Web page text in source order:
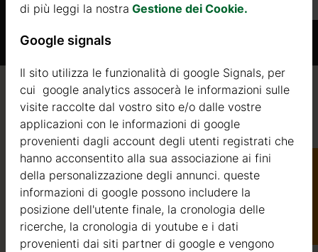
Qualità / garanzia / consulenza
Qualità
Siamo attivi nel settore della produzione di strutture in
legno dal 2004. Nel corso di questi anni, abbiamo
selezionato i migliori fornitori di legname. Utilizziamo
di più leggi la nostra Gestione dei Cookie.
Google signals
Il sito utilizza le funzionalità di google Signals, per
cui google analytics assocerà le informazioni sulle
visite raccolte dal vostro sito e/o dalle vostre
applicazioni con le informazioni di google
provenienti dagli account degli utenti registrati che
hanno acconsentito alla sua associazione ai fini
della personalizzazione degli annunci. queste
informazioni di google possono includere la
posizione dell'utente finale, la cronologia delle
ricerche, la cronologia di youtube e i dati
provenienti dai siti partner di google e vengono